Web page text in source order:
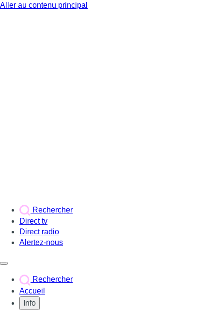
Aller au contenu principal
Rechercher
Direct tv
Direct radio
Alertez-nous
Rechercher
Accueil
Info